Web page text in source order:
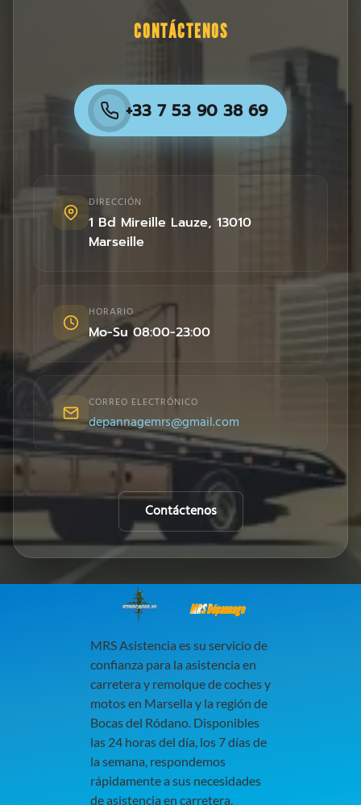
CONTÁCTENOS
+33 7 53 90 38 69
DIRECCIÓN
1 Bd Mireille Lauze, 13010
Marseille
HORARIO
Mo-Su 08:00-23:00
CORREO ELECTRÓNICO
depannagemrs@gmail.com
Contáctenos
MRS Dépannage
MRS Asistencia es su servicio de
confianza para la asistencia en
carretera y remolque de coches y
motos en Marsella y la región de
Bocas del Ródano. Disponibles
las 24 horas del día, los 7 días de
la semana, respondemos
rápidamente a sus necesidades
de asistencia en carretera,